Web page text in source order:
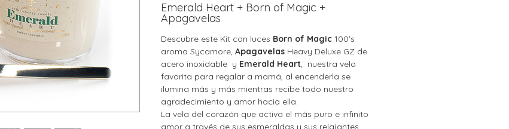
Emerald Heart + Born of Magic +
Apagavelas
Descubre este Kit con luces Born of Magic 100's
aroma Sycamore, Apagavelas Heavy Deluxe GZ de
acero inoxidable y Emerald Heart, nuestra vela
favorita para regalar a mamá, al encenderla se
ilumina más y más mientras recibe todo nuestro
agradecimiento y amor hacia ella.
La vela del corazón que activa el más puro e infinito
amor a través de sus esmeraldas y sus relajantes